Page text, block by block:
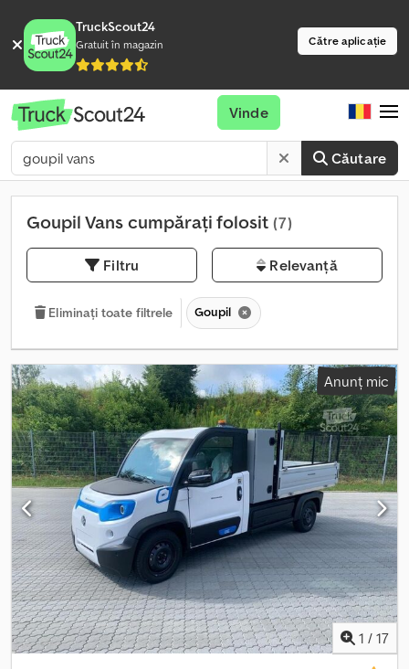
TruckScout24
Gratuit în magazin Către aplicație
Căutare
Vinde
Goupil Vans cumpărați folosit (7)
Filtru Relevanță
Eliminați toate filtrele Goupil
Anunț mic
1 / 17